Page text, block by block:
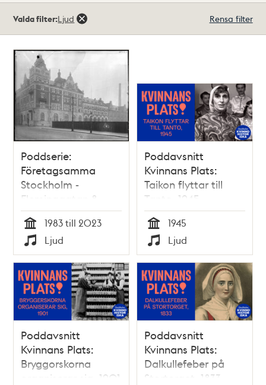
träffar
Valda filter:Ljud Rensa filter
Poddserie:
Företagsamma
Stockholm -
Fleminggatan 8,
Alfa Laval
Tid
1983 till 2023
Typ
Ljud
Poddavsnitt
Kvinnans Plats:
Taikon flyttar till
Tanto, 1945
Tid
1945
Typ
Ljud
Poddavsnitt
Kvinnans Plats:
Bryggorskorna
organiserar sig, 1901
Poddavsnitt
Kvinnans Plats:
Dalkullefeber på
Stortorget, 1833